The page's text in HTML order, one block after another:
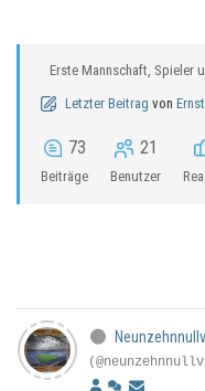
Erste Mannschaft, Spieler
Letzter Beitrag von
73
Beiträge
21
Benutzer